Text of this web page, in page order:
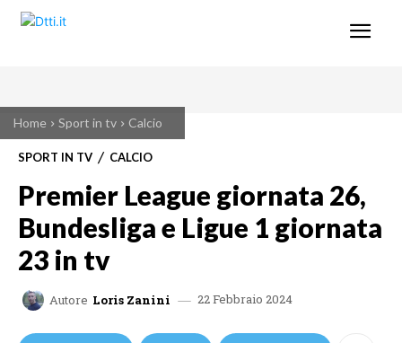
Home Sport in tv Calcio
SPORT IN TV CALCIO
Premier League giornata 26,
Bundesliga e Ligue 1 giornata
23 in tv
Autore Loris Zanini 22 Febbraio 2024